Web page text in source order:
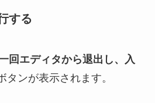
する
回エディタから退出し、入
タンが表示されます。